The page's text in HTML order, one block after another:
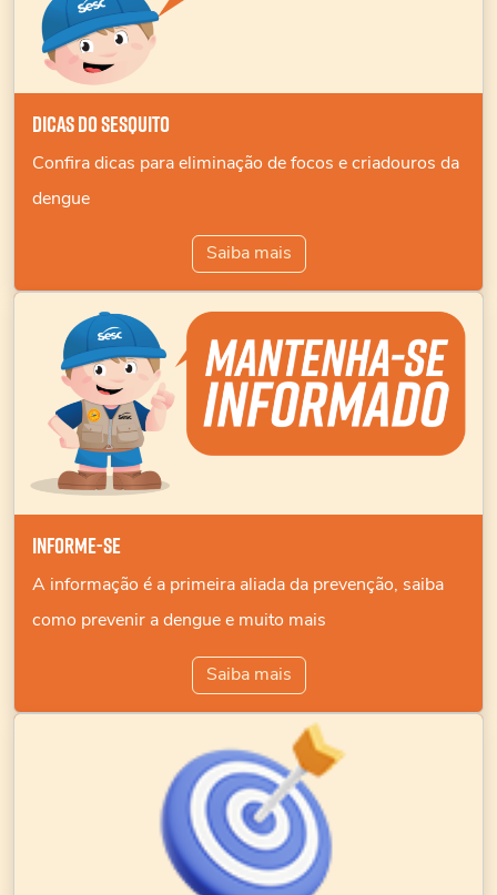
Dicas do Sesquito
Confira dicas para eliminação de focos e criadouros da
dengue
Saiba mais
Informe-se
A informação é a primeira aliada da prevenção, saiba
como prevenir a dengue e muito mais
Saiba mais